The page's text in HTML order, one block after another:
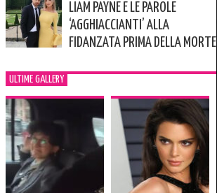
LIAM PAYNE E LE PAROLE
‘AGGHIACCIANTI’ ALLA
FIDANZATA PRIMA DELLA MORTE
ULTIME GALLERY